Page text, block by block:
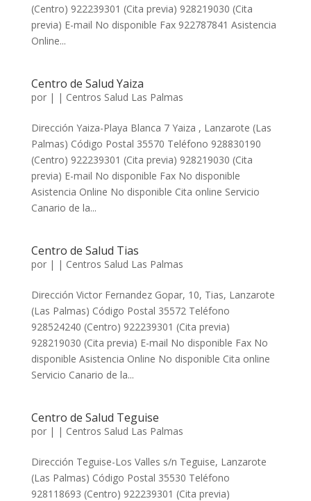
(Centro) 922239301 (Cita previa) 928219030 (Cita
previa) E-mail No disponible Fax 922787841 Asistencia
Online...
Centro de Salud Yaiza
por | | Centros Salud Las Palmas
Dirección Yaiza-Playa Blanca 7 Yaiza , Lanzarote (Las
Palmas) Código Postal 35570 Teléfono 928830190
(Centro) 922239301 (Cita previa) 928219030 (Cita
previa) E-mail No disponible Fax No disponible
Asistencia Online No disponible Cita online Servicio
Canario de la...
Centro de Salud Tias
por | | Centros Salud Las Palmas
Dirección Victor Fernandez Gopar, 10, Tias, Lanzarote
(Las Palmas) Código Postal 35572 Teléfono
928524240 (Centro) 922239301 (Cita previa)
928219030 (Cita previa) E-mail No disponible Fax No
disponible Asistencia Online No disponible Cita online
Servicio Canario de la...
Centro de Salud Teguise
por | | Centros Salud Las Palmas
Dirección Teguise-Los Valles s/n Teguise, Lanzarote
(Las Palmas) Código Postal 35530 Teléfono
928118693 (Centro) 922239301 (Cita previa)